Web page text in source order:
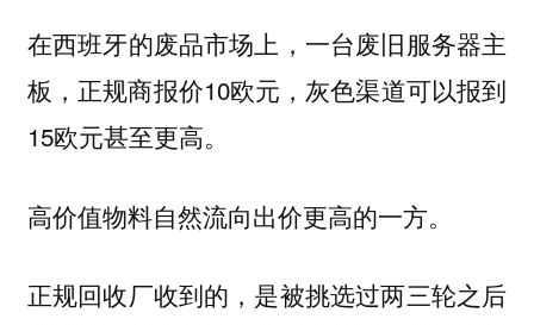
在西班牙的废品市场上，一台废旧服务器主
板，正规商报价10欧元，灰色渠道可以报到
15欧元甚至更高。
高价值物料自然流向出价更高的一方。
正规回收厂收到的，是被挑选过两三轮之后